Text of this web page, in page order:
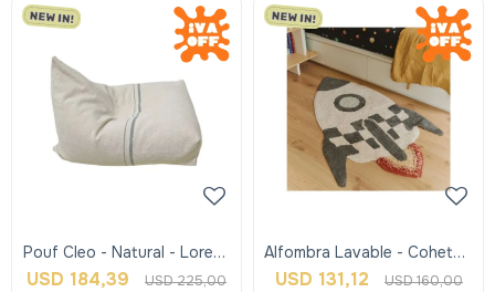
Pouf Cleo - Natural - Lorena
Canals
USD 184,39 USD225,00
Alfombra Lavable - Cohete -
Lorena Canals
USD 131,12 USD160,00